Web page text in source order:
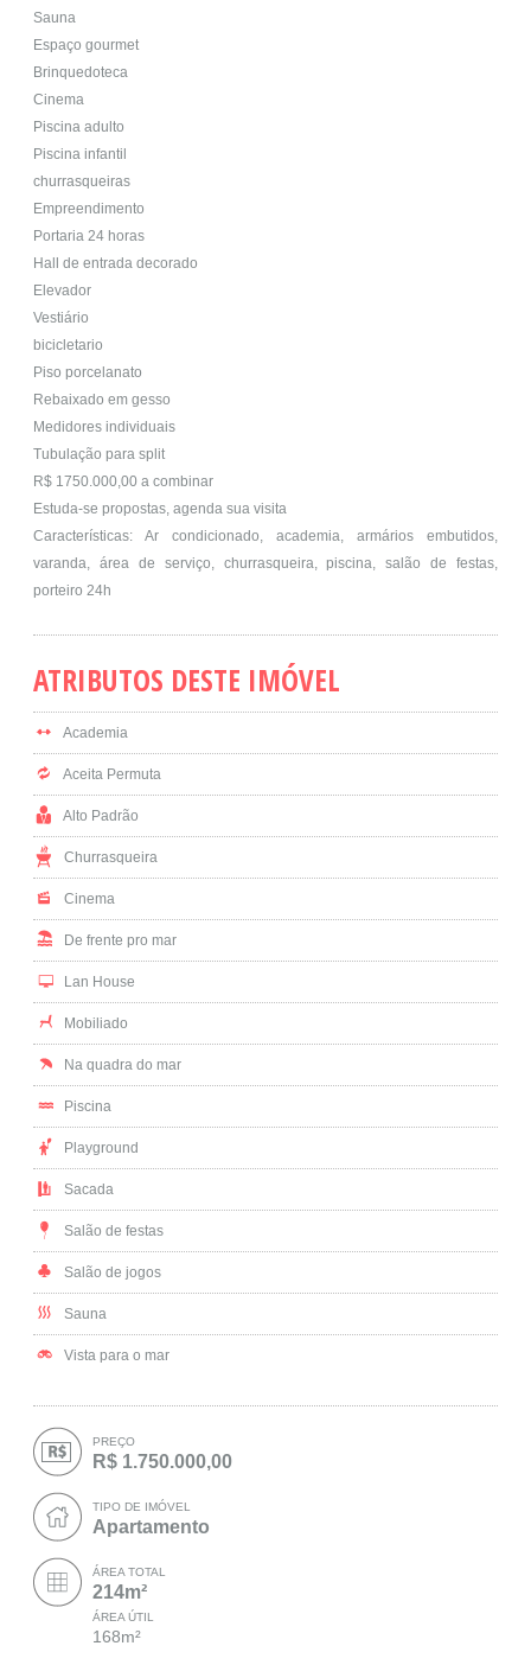
Sauna
Espaço gourmet
Brinquedoteca
Cinema
Piscina adulto
Piscina infantil
churrasqueiras
Empreendimento
Portaria 24 horas
Hall de entrada decorado
Elevador
Vestiário
bicicletario
Piso porcelanato
Rebaixado em gesso
Medidores individuais
Tubulação para split
R$ 1750.000,00 a combinar
Estuda-se propostas, agenda sua visita
Características: Ar condicionado, academia, armários embutidos,
varanda, área de serviço, churrasqueira, piscina, salão de festas,
porteiro 24h
ATRIBUTOS DESTE IMÓVEL
Academia
Aceita Permuta
Alto Padrão
Churrasqueira
Cinema
De frente pro mar
Lan House
Mobiliado
Na quadra do mar
Piscina
Playground
Sacada
Salão de festas
Salão de jogos
Sauna
Vista para o mar
PREÇO
R$ 1.750.000,00
TIPO DE IMÓVEL
Apartamento
ÁREA TOTAL
214m²
ÁREA ÚTIL
168m²